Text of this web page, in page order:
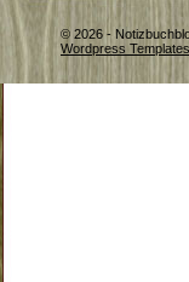
© 2026 -
Wordpress Templates